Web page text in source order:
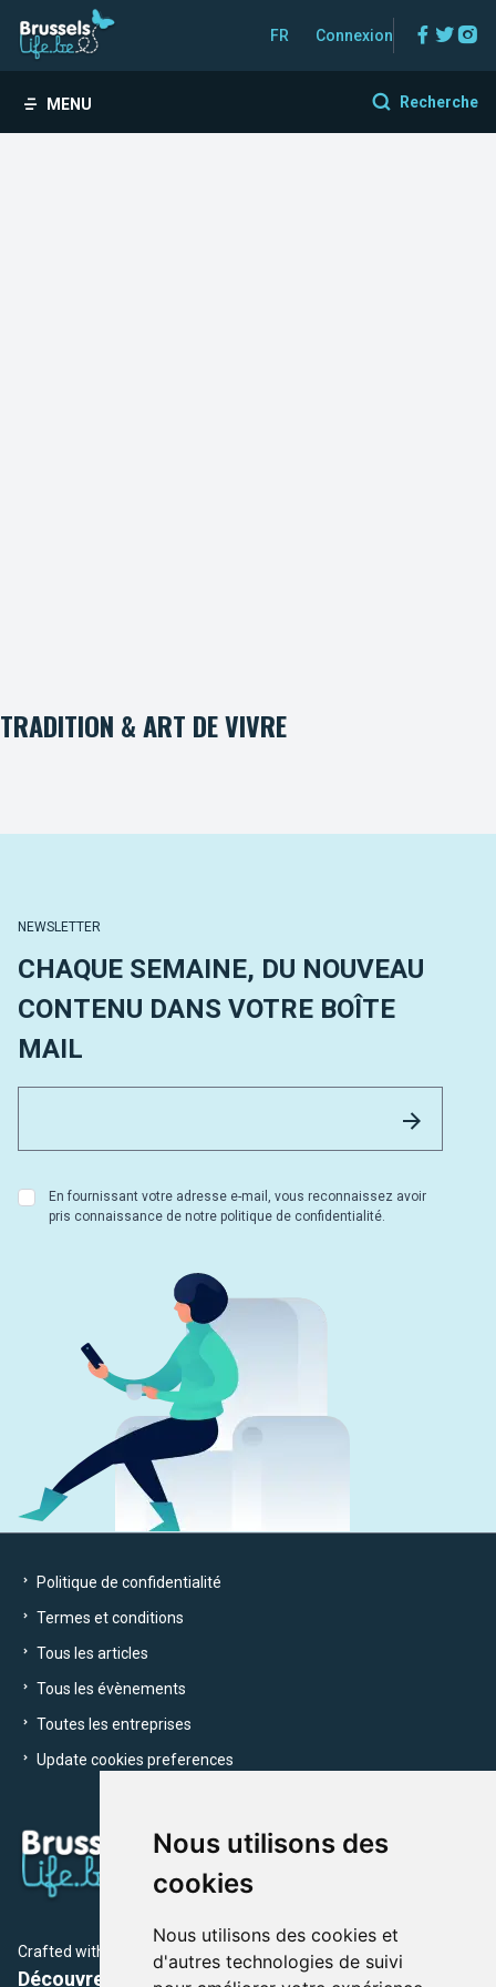
Nous utilisons des
cookies
Nous utilisons des cookies et
d'autres technologies de suivi
FR Connexion
MENU Recherche
TRADITION & ART DE VIVRE
NEWSLETTER
CHAQUE SEMAINE, DU NOUVEAU
CONTENU DANS VOTRE BOÎTE
MAIL
En fournissant votre adresse e-mail, vous reconnaissez avoir
pris connaissance de notre politique de confidentialité.
Politique de confidentialité
Termes et conditions
Tous les articles
Tous les évènements
Toutes les entreprises
Update cookies preferences
Crafted with by Brusselslife Team
Découvrez plus de 12 000 adresses et événements